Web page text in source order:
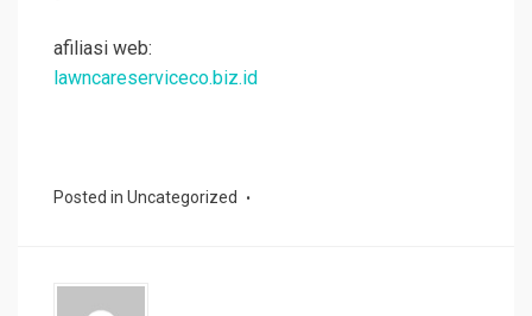
afiliasi web:
lawncareserviceco.biz.id
Posted in Uncategorized